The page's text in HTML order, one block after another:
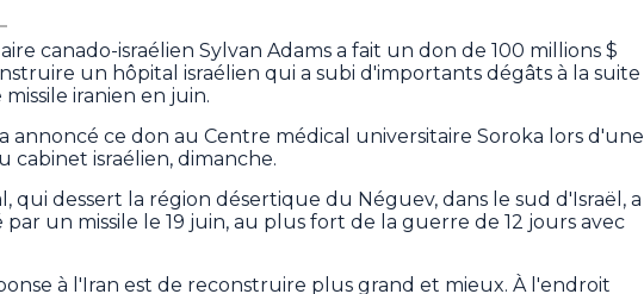
canado-israélien Sylvan Adams a fait un don de 100 millions $
un hôpital israélien qui a subi d'importants dégâts à la suite
missile iranien en juin.
a annoncé ce don au Centre médical universitaire Soroka lors d'une
cabinet israélien, dimanche.
qui dessert la région désertique du Néguev, dans le sud d'Israël, a
un missile le 19 juin, au plus fort de la guerre de 12 jours avec
à l'Iran est de reconstruire plus grand et mieux. À l'endroit